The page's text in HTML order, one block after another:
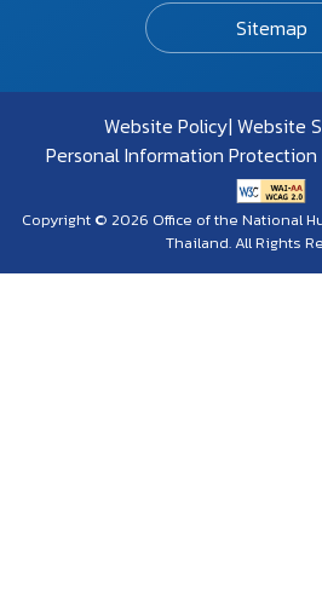
Sitemap
Website Policy Website
Personal Information Protection
Copyright © 2026 Office of the National
Thailand. All Rights